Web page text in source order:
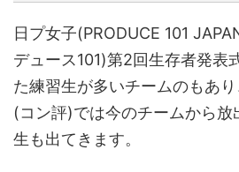
日プ女子(PRODUCE 101
デュース101)第2回生存者発表
た練習生が多いチームのもあ
(コン評)では今のチームから放
生も出てきます。